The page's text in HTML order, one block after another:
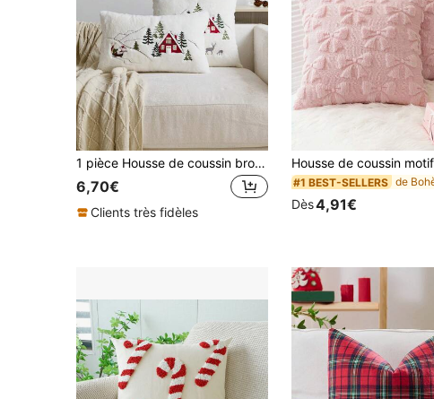
1 pièce Housse de coussin brodée avec Père Noël, maison rouge et sapin de Noël, convient pour la décoration intérieure, housse de coussin décorative de Noël, insert de coussin non inclus
6,70€
Clients très fidèles
#1 BEST-SELLERS
Dès4,91€